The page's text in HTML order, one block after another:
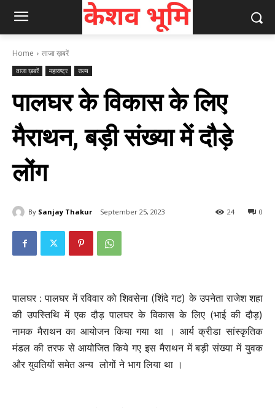
Home ताजा ख़बरें
ताजा ख़बरें महाराष्ट्र राज्य
पालघर के विकास के लिए
मैराथन, बड़ी संख्या में दौड़े
लोंग
By Sanjay Thakur September 25, 2023 0
24
पालघर : पालघर में रविवार को शिवसेना (शिंदे गट) के उपनेता राजेश शहा
की उपस्तिथि में एक दौड़ पालघर के विकास के लिए (भाई की दौड़)
नामक मैराथन का आयोजन किया गया था । आर्य क्रीडा सांस्कृतिक
मंडल की तरफ से आयोजित किये गए इस मैराथन में बड़ी संख्या में युवक
और युवतियों समेत अन्य लोगों ने भाग लिया था ।